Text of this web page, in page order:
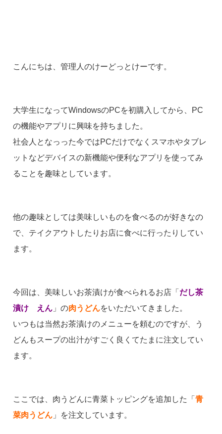
こんにちは、管理人のけーどっとけーです。
大学生になってWindowsのPCを初購入してから、PC
の機能やアプリに興味を持ちました。
社会人となっった今ではPCだけでなくスマホやタブレ
ットなどデバイスの新機能や便利なアプリを使ってみ
ることを趣味としています。
他の趣味としては美味しいものを食べるのが好きなの
で、テイクアウトしたりお店に食べに行ったりしてい
ます。
今回は、美味しいお茶漬けが食べられるお店「 だし茶
漬け えん 」の肉うどんをいただいてきました。
いつもは当然お茶漬けのメニューを頼むのですが、う
どんもスープの出汁がすごく良くてたまに注文してい
ます。
ここでは、肉うどんに青菜トッピングを追加した「 青
菜肉うどん 」を注文しています。